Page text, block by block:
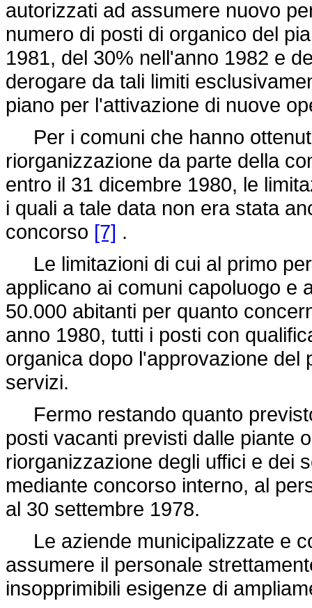
autorizzati ad assumere nuovo
numero di posti di organico del
1981, del 30% nell'anno 1982 e
derogare da tali limiti
piano per l'attivazione di nuove
Per i comuni che hanno
riorganizzazione da parte della
entro il 31 dicembre 1980, le
i quali a tale data non era stata
concorso [7] .
Le limitazioni di cui al primo
applicano ai comuni capoluogo e
50.000 abitanti per quanto
anno 1980, tutti i posti con
organica dopo l'approvazione del
servizi.
Fermo restando quanto
posti vacanti previsti dalle piante
riorganizzazione degli uffici e dei
mediante concorso interno, al
al 30 settembre 1978.
Le aziende municipalizzate e
assumere il personale
insopprimibili esigenze di